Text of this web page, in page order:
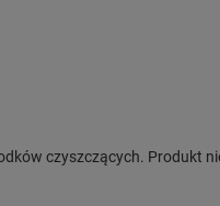
czyszczących. Produkt